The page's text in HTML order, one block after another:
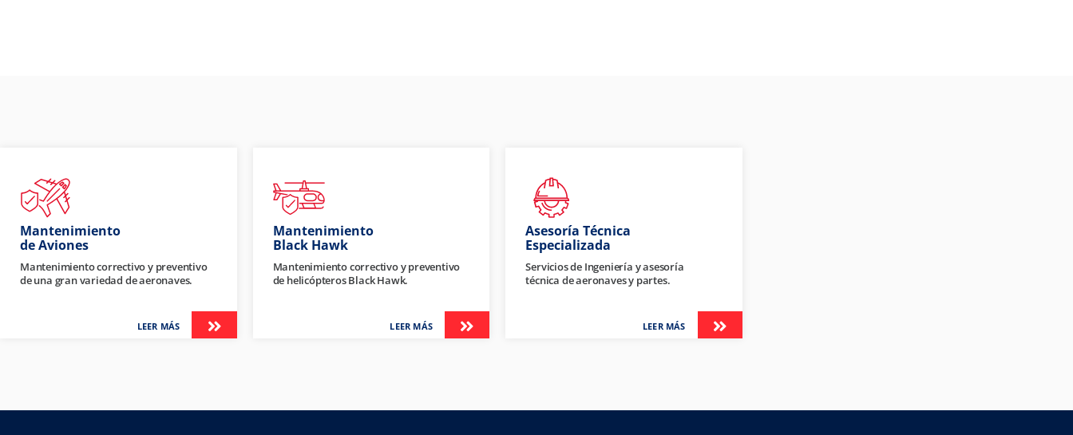
Mantenimiento
de Aviones
Mantenimiento correctivo y preventivo
de una gran variedad de aeronaves.
LEER MÁS
Mantenimiento
Black Hawk
Mantenimiento correctivo y preventivo
de helicópteros Black Hawk.
LEER MÁS
Asesoría Técnica
Especializada
Servicios de Ingeniería y asesoría
técnica de aeronaves y partes.
LEER MÁS